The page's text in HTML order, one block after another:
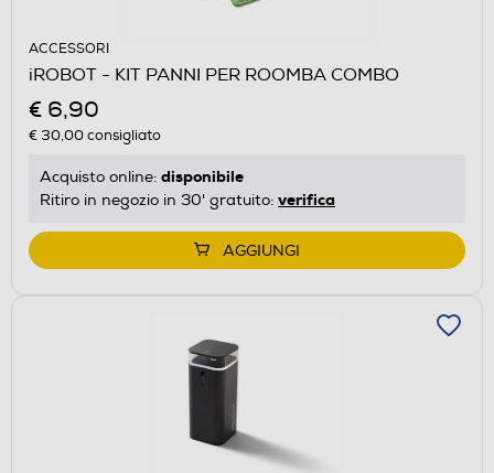
ACCESSORI
iROBOT - KIT PANNI PER ROOMBA COMBO
€ 6,90
€ 30,00consigliato
Acquisto online: disponibile
Ritiro in negozio in 30' gratuito: verifica
AGGIUNGI